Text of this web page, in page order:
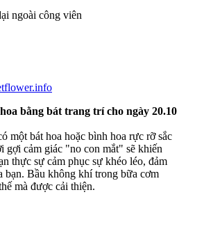
ngoài công viên
bằng bát trang trí cho ngày 20.10
một bát hoa hoặc bình hoa rực rỡ sắc
gợi cảm giác "no con mắt" sẽ khiến
thực sự cảm phục sự khéo léo, đảm
bạn. Bầu không khí trong bữa cơm
mà được cải thiện.